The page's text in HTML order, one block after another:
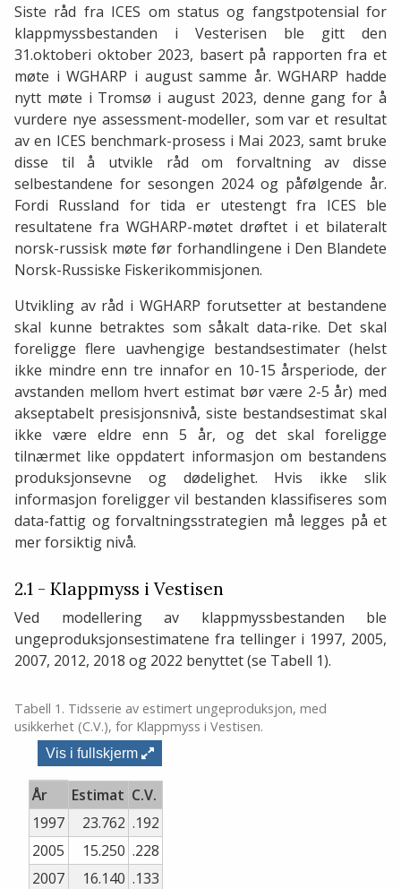
Siste råd fra ICES om status og fangstpotensial for
klappmyssbestanden i Vesterisen ble gitt den
31.oktoberi oktober 2023, basert på rapporten fra et
møte i WGHARP i august samme år. WGHARP hadde
nytt møte i Tromsø i august 2023, denne gang for å
vurdere nye assessment-modeller, som var et resultat
av en ICES benchmark-prosess i Mai 2023, samt bruke
disse til å utvikle råd om forvaltning av disse
selbestandene for sesongen 2024 og påfølgende år.
Fordi Russland for tida er utestengt fra ICES ble
resultatene fra WGHARP-møtet drøftet i et bilateralt
norsk-russisk møte før forhandlingene i Den Blandete
Norsk-Russiske Fiskerikommisjonen.
Utvikling av råd i WGHARP forutsetter at bestandene
skal kunne betraktes som såkalt data-rike. Det skal
foreligge flere uavhengige bestandsestimater (helst
ikke mindre enn tre innafor en 10-15 årsperiode, der
avstanden mellom hvert estimat bør være 2-5 år) med
akseptabelt presisjonsnivå, siste bestandsestimat skal
ikke være eldre enn 5 år, og det skal foreligge
tilnærmet like oppdatert informasjon om bestandens
produksjonsevne og dødelighet. Hvis ikke slik
informasjon foreligger vil bestanden klassifiseres som
data-fattig og forvaltningsstrategien må legges på et
mer forsiktig nivå.
2.1 - Klappmyss i Vestisen
Ved modellering av klappmyssbestanden ble
ungeproduksjonsestimatene fra tellinger i 1997, 2005,
2007, 2012, 2018 og 2022 benyttet (se Tabell 1).
Tabell 1. Tidsserie av estimert ungeproduksjon, med
usikkerhet (C.V.), for Klappmyss i Vestisen.
Vis i fullskjerm
År Estimat C.V.
1997
23.762 .192
2005
15.250 .228
2007
16.140 .133